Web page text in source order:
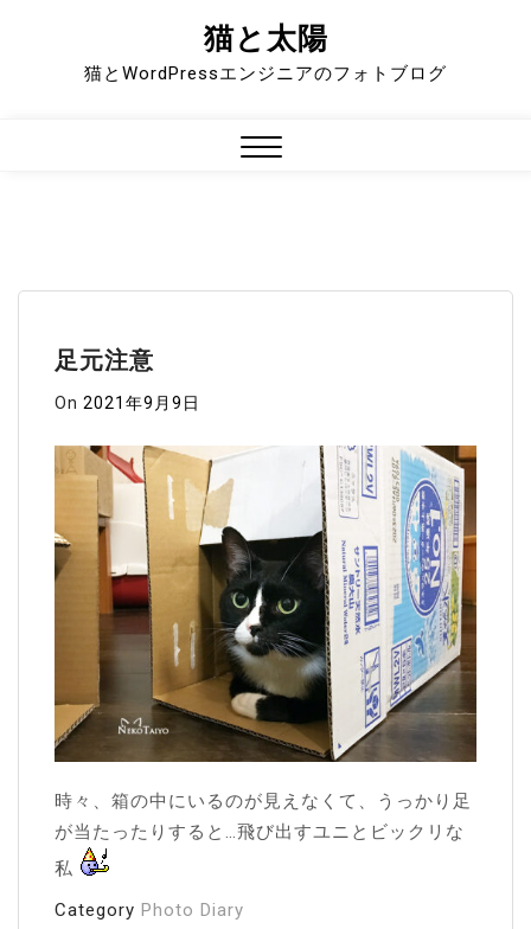
猫と太陽
猫とWordPressエンジニアのフォトブログ
足元注意
On 2021年9月9日
時々、箱の中にいるのが見えなくて、うっかり足
が当たったりすると…飛び出すユニとビックリな
私
Category Photo Diary